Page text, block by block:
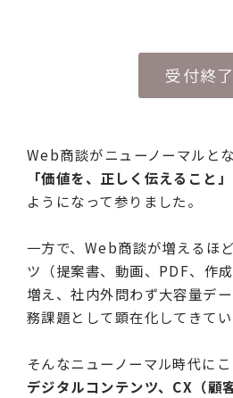
受付終了
Web商談がニューノーマルと
「価値を、正しく伝えること
ようになって参りました。
一方で、Web商談が増えるほ
ツ（提案書、動画、PDF、作
増え、社内外問わず大容量デ
務課題として顕在化してきてい
そんなニューノーマル時代にこ
デジタルコンテンツ、CX（顧